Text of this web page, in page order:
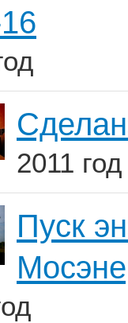
2011 год
Пуск